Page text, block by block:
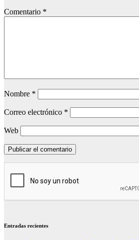
Comentario *
Nombre *
Correo electrónico *
Web
Entradas recientes